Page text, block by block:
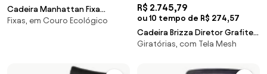
Cadeira Manhattan Fixa
Courino Branca Base Cromada
Fixas, em Couro Ecológico
R$ 2.745,79
ou 10 tempo de R$ 274,57
Cadeira Brizza Diretor Grafite
Tela Branca Assento Aero
65985 Sun House
Giratórias, com Tela Mesh